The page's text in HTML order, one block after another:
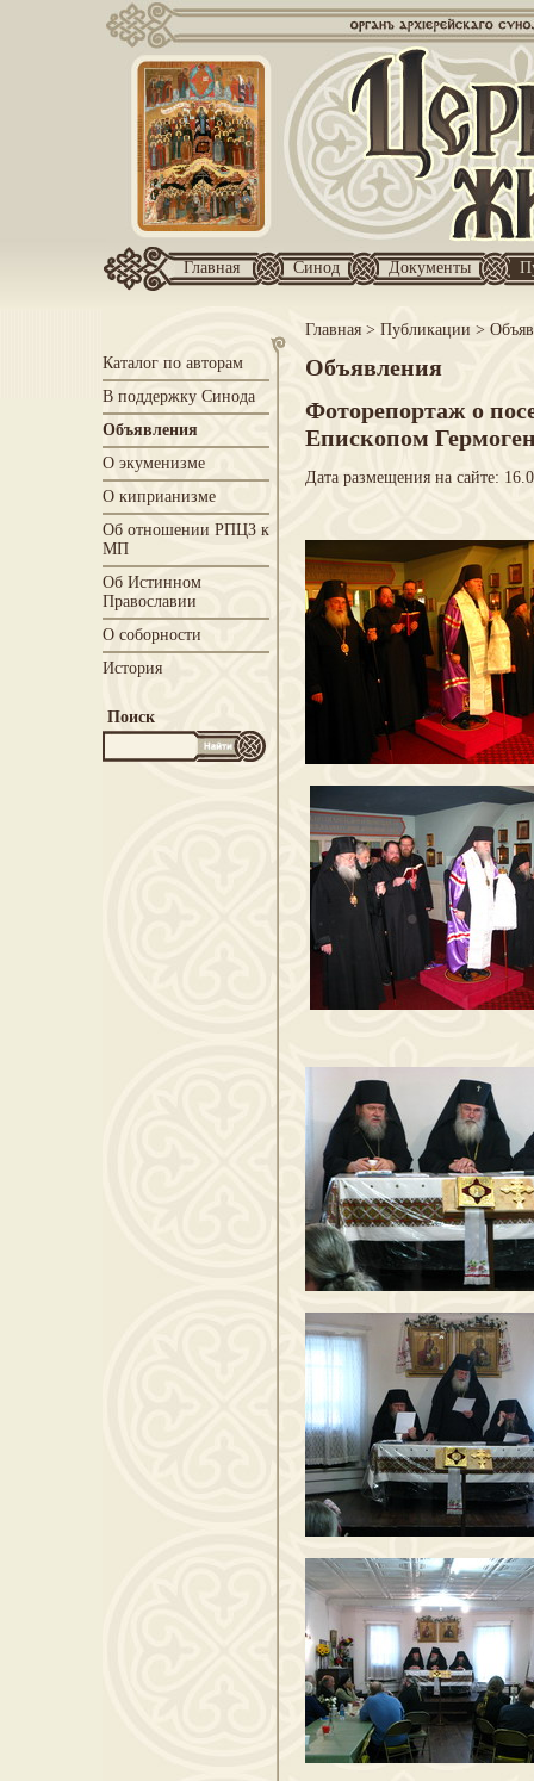
Главная Синод Документы
Главная> Публикации >
Каталог по авторам
В поддержку Синода
Объявления
О экуменизме
О киприанизме
Об отношении РПЦЗ к
МП
Об Истинном
Православии
О соборности
История
Поиск
Объявления
Фоторепортаж о
Епископом
Дата размещения на сайте: